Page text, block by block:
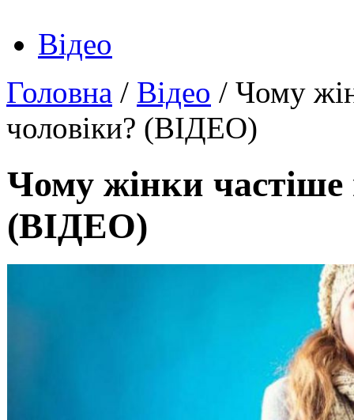
Відео
Головна / Відео / Чому
чоловіки? (ВІДЕО)
Чому жінки частіше
(ВІДЕО)